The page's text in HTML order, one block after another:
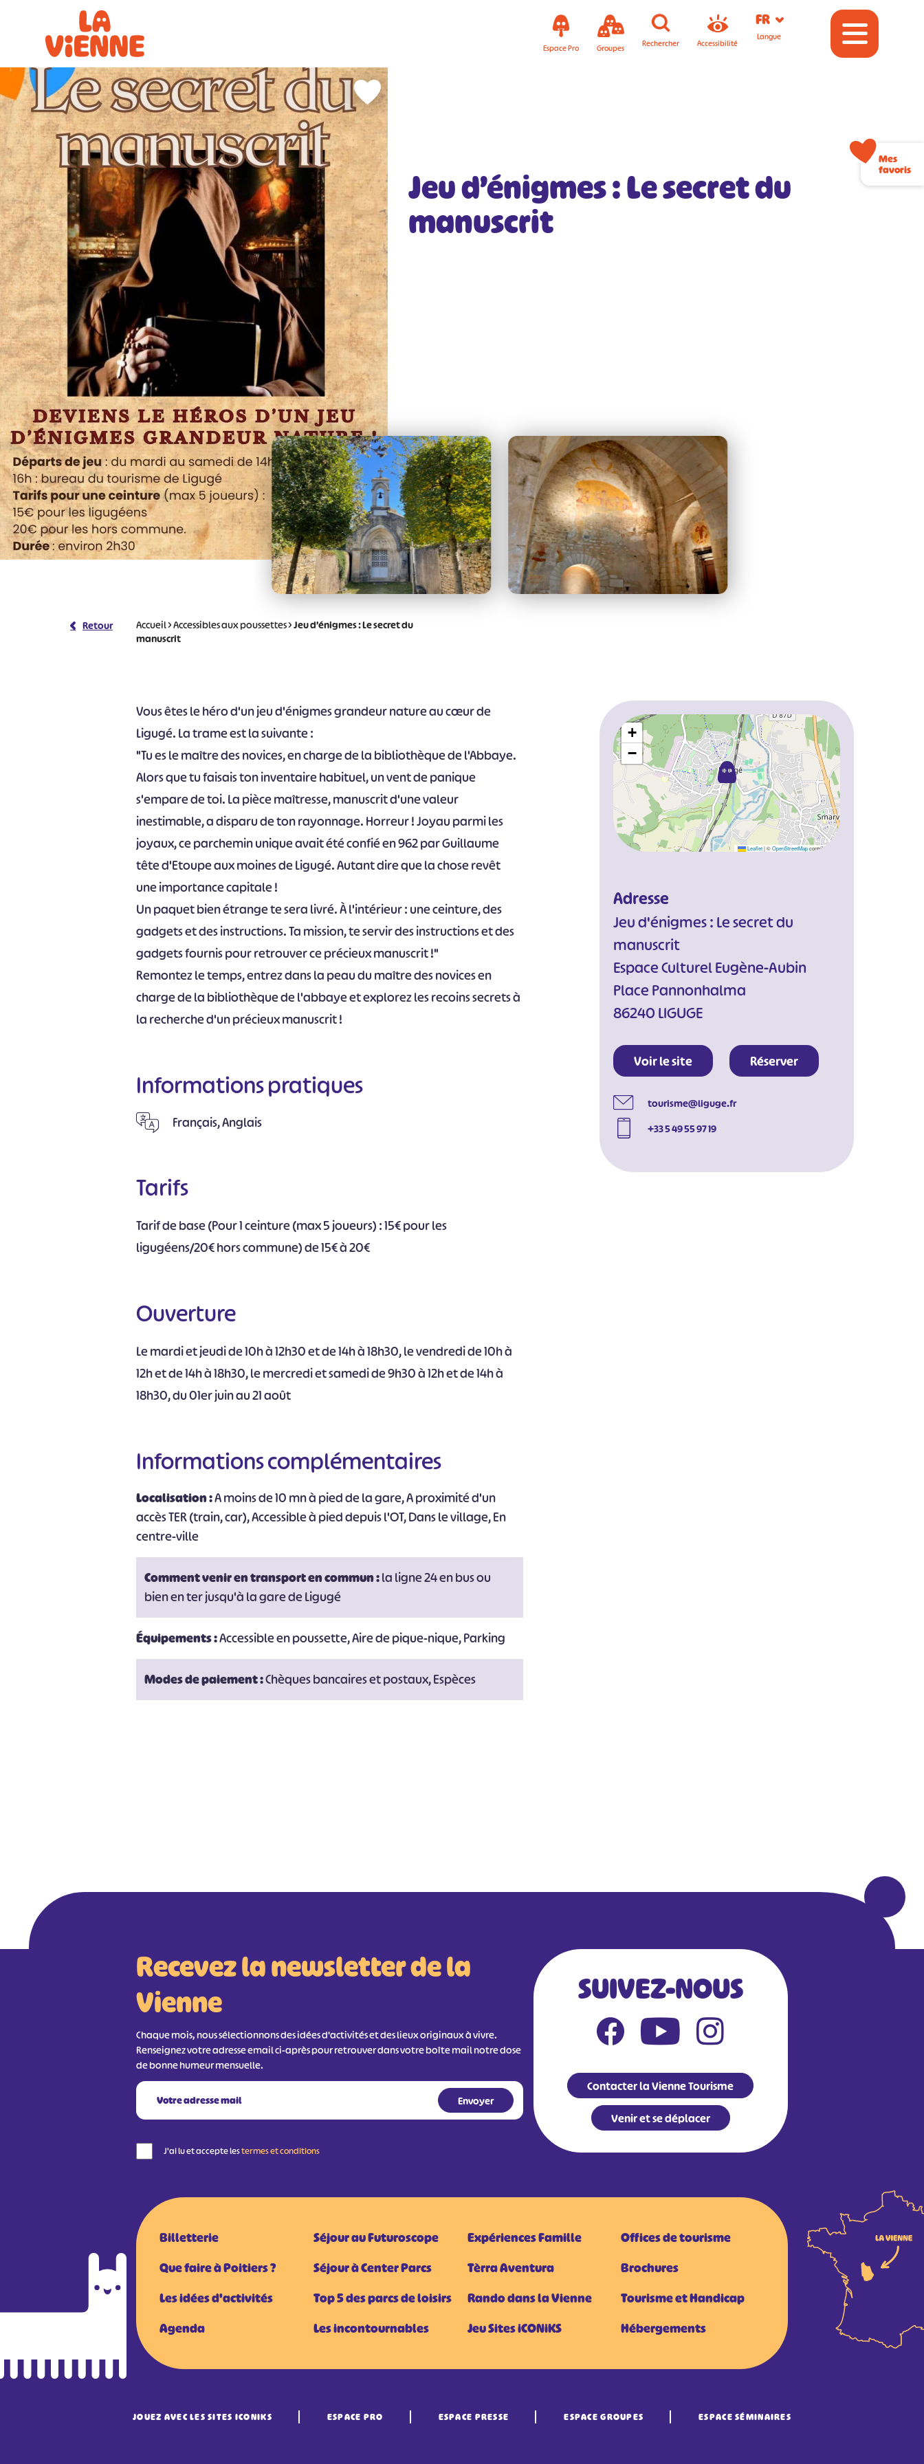
Espace Pro Groupes Rechercher Accessibilité
FR
Langue
Jeu d’énigmes : Le secret du
manuscrit
Retour Accueil>Accessibles aux poussettes>Jeu d’énigmes : Le secret du
manuscrit
Vous êtes le héro d'un jeu d'énigmes grandeur nature au cœur de
Ligugé. La trame est la suivante :
"Tu es le maître des novices, en charge de la bibliothèque de l'Abbaye.
Alors que tu faisais ton inventaire habituel, un vent de panique
s'empare de toi. La pièce maîtresse, manuscrit d'une valeur
inestimable, a disparu de ton rayonnage. Horreur ! Joyau parmi les
joyaux, ce parchemin unique avait été confié en 962 par Guillaume
tête d'Etoupe aux moines de Ligugé. Autant dire que la chose revêt
une importance capitale !
Un paquet bien étrange te sera livré. À l'intérieur : une ceinture, des
gadgets et des instructions. Ta mission, te servir des instructions et des
gadgets fournis pour retrouver ce précieux manuscrit !"
Remontez le temps, entrez dans la peau du maître des novices en
charge de la bibliothèque de l'abbaye et explorez les recoins secrets à
la recherche d'un précieux manuscrit !
Informations pratiques
Français, Anglais
Tarifs
Tarif de base (Pour 1 ceinture (max 5 joueurs) : 15€ pour les
ligugéens/20€ hors commune) de 15€ à 20€
Ouverture
Le mardi et jeudi de 10h à 12h30 et de 14h à 18h30, le vendredi de 10h à
12h et de 14h à 18h30, le mercredi et samedi de 9h30 à 12h et de 14h à
18h30, du 01er juin au 21 août
Informations complémentaires
Localisation :A moins de 10 mn à pied de la gare, A proximité d'un
accès TER (train, car), Accessible à pied depuis l'OT, Dans le village, En
centre-ville
Comment venir en transport en commun :la ligne 24 en bus ou
bien en ter jusqu'à la gare de Ligugé
Équipements :Accessible en poussette, Aire de pique-nique, Parking
Modes de paiement :Chèques bancaires et postaux, Espèces
+
−
Leaflet|©OpenStreetMapcontributors
Adresse
Jeu d'énigmes : Le secret du
manuscrit
Espace Culturel Eugène-Aubin
Place Pannonhalma
86240 LIGUGE
Voir le site Réserver
tourisme@liguge.fr
+33 5 49 55 97 19
Recevez la newsletter de la
Vienne
Chaque mois, nous sélectionnons des idées d'activités et des lieux originaux à vivre.
Renseignez votre adresse email ci-après pour retrouver dans votre boîte mail notre dose
de bonne humeur mensuelle.
J'ai lu et accepte lestermes et conditions
SUIVEZ-NOUS
Contacter la Vienne Tourisme
Venir et se déplacer
Billetterie
Que faire à Poitiers ?
Les idées d'activités
Agenda
Séjour au Futuroscope
Séjour à Center Parcs
Top 5 des parcs de loisirs
Les incontournables
Expériences Famille
Tèrra Aventura
Rando dans la Vienne
Jeu Sites iCONiKS
Offices de tourisme
Brochures
Tourisme et Handicap
Hébergements
JOUEZ AVEC LES SITES ICONIKS ESPACE PRO ESPACE PRESSE ESPACE GROUPES ESPACE SÉMINAIRES
# # # # #
Mes
favoris
Panneau de gestion des cookies